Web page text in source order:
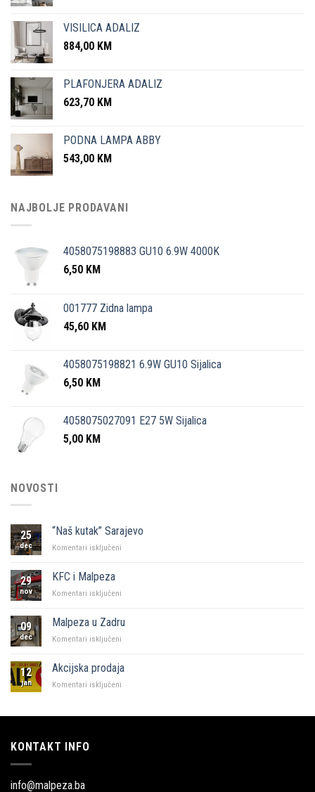
VISILICA ADALIZ
884,00 KM
PLAFONJERA ADALIZ
623,70 KM
PODNA LAMPA ABBY
543,00 KM
NAJBOLJE PRODAVANI
4058075198883 GU10 6.9W 4000K
6,50 KM
001777 Zidna lampa
45,60 KM
4058075198821 6.9W GU10 Sijalica
6,50 KM
4058075027091 E27 5W Sijalica
5,00 KM
NOVOSTI
25
dec
“Naš kutak” Sarajevo
Komentari isključeni
29
nov
KFC i Malpeza
Komentari isključeni
Malpeza
09
dec
Malpeza u Zadru
Komentari isključeni
Zadru
12
jan
Akcijska prodaja
Komentari isključeni
KONTAKT INFO
info@malpeza.ba